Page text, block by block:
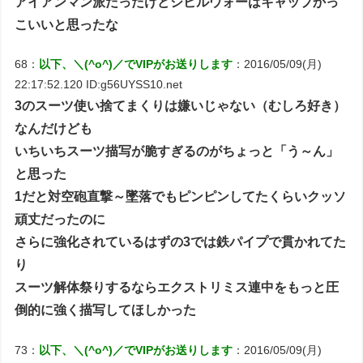
こいいと思ったな
68： 以下、＼(^o^)／でVIPがお送りします ：2016/05/09(月)
22:17:52.120 ID:g56UYSS10.net
3のスーツ使い捨てまくりは嫌いじゃない（むしろ好き）
なんだけども
いちいちスーツ描写が脆すぎるのがちょっと「う～ん」
と思った
1だと対空砲直撃～墜落でもピンピンしてたくらいクッソ
頑丈だったのに
さらに強化されているはずの3では鉄パイプで貫かれてた
り
スーツ解体祭りするならエクストリミス連中をもっと圧
倒的に強く描写してほしかった
73： 以下、＼(^o^)／でVIPがお送りします ：2016/05/09(月)